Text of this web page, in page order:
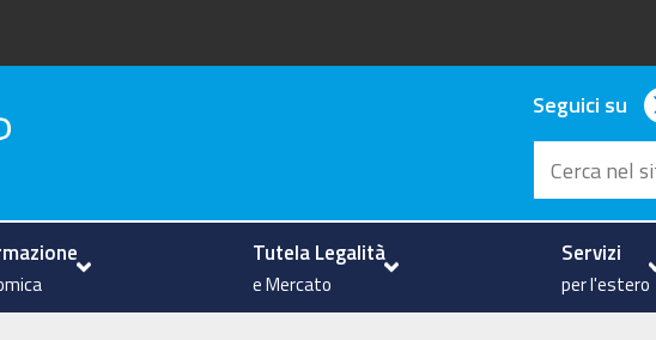
Seguici su
Tutela Legalità
e Mercato
Servizi
per l'estero